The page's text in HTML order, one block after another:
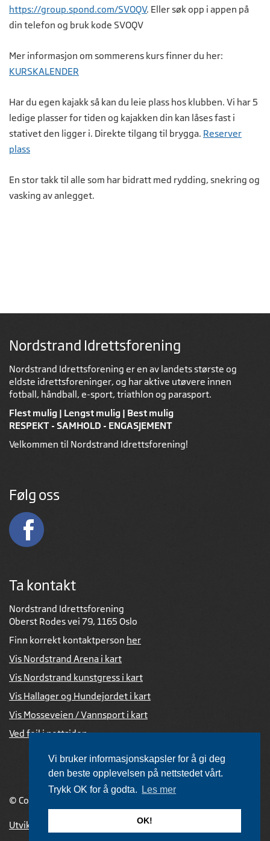
Vi bruker informasjonskapsler for å gi deg
den beste opplevelsen på nettstedet vårt.
Trykk OK for å godta.
Les mer
OK!
https://group.spond.com/SVOQV. Eller søk opp i appen på
din telefon og bruk kode SVOQV
Mer informasjon om sommerens kurs finner du her:
KURSKALENDER
Har du egen kajakk så kan du leie plass hos klubben. Vi har 5
ledige plasser for tiden og kajakken din kan låses fast i
stativet den ligger i. Direkte tilgang til brygga. Reserver
plass
En stor takk til alle som har bidratt med rydding, snekring og
vasking av anlegget.
Nordstrand Idrettsforening
Nordstrand Idrettsforening er en av landets største og
eldste idrettsforeninger, og har aktive utøvere innen
fotball, håndball, e-sport, triathlon og parasport.
Flest mulig | Lengst mulig | Best mulig
RESPEKT - SAMHOLD - ENGASJEMENT
Velkommen til Nordstrand Idrettsforening!
Følg oss
Ta kontakt
Nordstrand Idrettsforening
Oberst Rodes vei 79, 1165 Oslo
Finn korrekt kontaktperson her
Vis Nordstrand Arena i kart
Vis Nordstrand kunstgress i kart
Vis Hallager og Hundejordet i kart
Vis Mosseveien / Vannsport i kart
Ved feil i nettsiden
© Copyright 2026 |
Utviklet av Netlab publiseres med eRedaktør